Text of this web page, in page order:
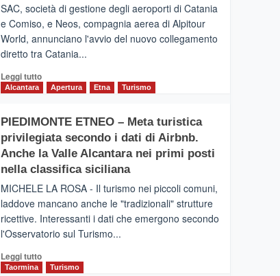
SAC, società di gestione degli aeroporti di Catania
e Comiso, e Neos, compagnia aerea di Alpitour
World, annunciano l'avvio del nuovo collegamento
diretto tra Catania...
Leggi tuttoLeggi
CATANIA
–
Inaugurato
il
collegamento
tra
Catania
e
operato
da
Alcantara Apertura Etna Turismo
PIEDIMONTE ETNEO – Meta turistica
privilegiata secondo i dati di Airbnb.
Anche la Valle Alcantara nei primi posti
nella classifica siciliana
MICHELE LA ROSA - Il turismo nei piccoli comuni,
laddove mancano anche le "tradizionali" strutture
ricettive. Interessanti i dati che emergono secondo
l'Osservatorio sul Turismo...
Leggi tuttoLeggi
Taormina Turismo